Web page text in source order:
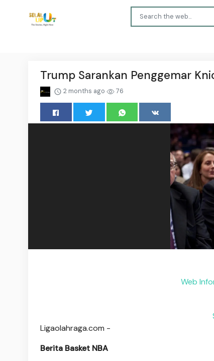
Trump Sarankan Penggemar
2 months ago 76
Web
Ligaolahraga.com -
Berita Basket NBA